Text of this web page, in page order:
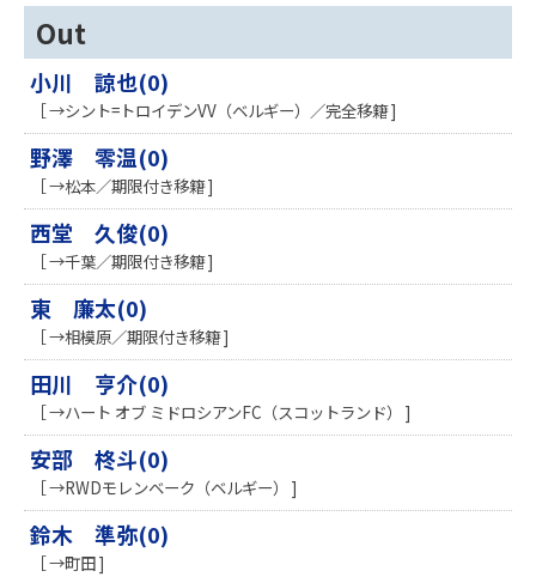
Out
小川 諒也(0)
［ →シント=トロイデンVV（ベルギー）／完全移籍 ]
野澤 零温(0)
［ →松本／期限付き移籍 ]
西堂 久俊(0)
［ →千葉／期限付き移籍 ]
東 廉太(0)
［ →相模原／期限付き移籍 ]
田川 亨介(0)
［ →ハート オブ ミドロシアンFC（スコットランド） ]
安部 柊斗(0)
［ →RWDモレンベーク（ベルギー） ]
鈴木 準弥(0)
［ →町田 ]